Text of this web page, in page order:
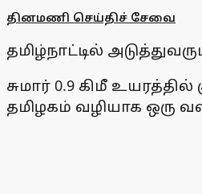
தினமணி செய்திச் சேவை
தமிழ்நாட்டில்
சுமார் 0.9 கிமீ
தமிழகம் வழியாக ஒரு